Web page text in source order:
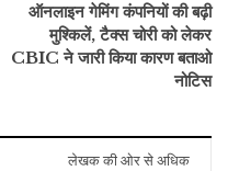
ऑनलाइन गेमिंग कंपनियों की बढ़ी
मुश्किलें, टैक्स चोरी को लेकर
CBIC ने जारी किया कारण बताओ
नोटिस
लेखक की ओर से अधिक